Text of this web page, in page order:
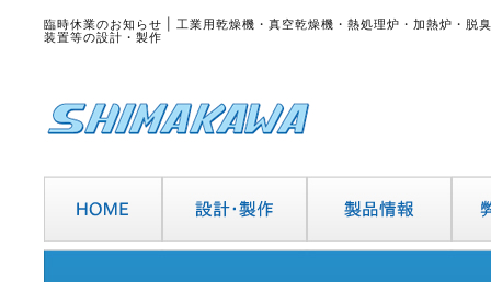
臨時休業のお知らせ | 工業用乾燥機・真空乾燥機・熱処理炉・加熱炉・脱
装置等の設計・製作